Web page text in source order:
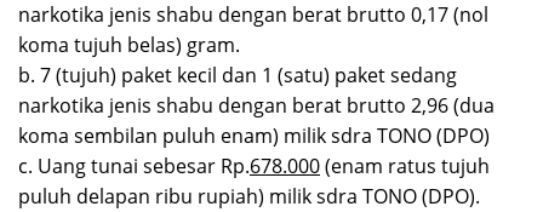
narkotika jenis shabu dengan berat brutto 0,17 (nol
koma tujuh belas) gram.
b. 7 (tujuh) paket kecil dan 1 (satu) paket sedang
narkotika jenis shabu dengan berat brutto 2,96 (dua
koma sembilan puluh enam) milik sdra TONO (DPO)
c. Uang tunai sebesar Rp.678.000(enam ratus tujuh
puluh delapan ribu rupiah) milik sdra TONO (DPO).